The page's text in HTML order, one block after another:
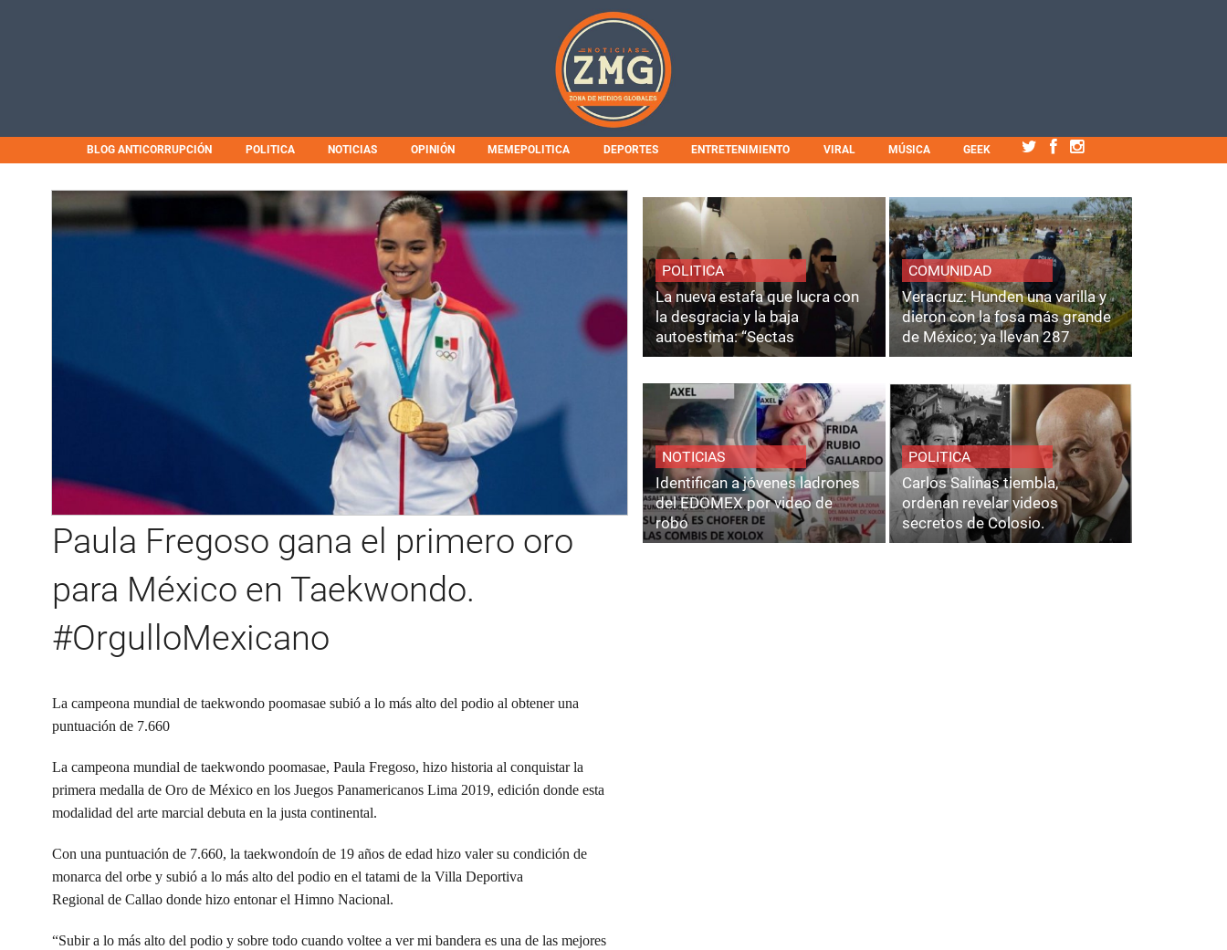
BLOG ANTICORRUPCIÓN POLITICA NOTICIAS OPINIÓN MEMEPOLITICA DEPORTES ENTRETENIMIENTO VIRAL MÚSICA GEEK
Paula Fregoso gana el primero oro
para México en Taekwondo.
#OrgulloMexicano
La campeona mundial de taekwondo poomasae subió a lo más alto del podio al obtener una
puntuación de 7.660
La campeona mundial de taekwondo poomasae,Paula Fregoso, hizo historia al conquistar la
primera medalla de Oro deMéxicoen losJuegos Panamericanos Lima 2019, edición donde esta
modalidad del arte marcial debuta en la justa continental.
Con una puntuación de 7.660, la taekwondoín de 19 años de edadhizo valer su condición de
monarca del orbe y subió a lo más alto del podio en el tatami de laVilla Deportiva
RegionaldeCallaodonde hizo entonar elHimno Nacional.
“Subir a lo más alto del podio y sobre todo cuando voltee a ver mi bandera es una de las mejores
POLITICA
La nueva estafa que lucra con
la desgracia y la baja
autoestima: “Sectas
Coaching”
COMUNIDAD
Veracruz: Hunden una varilla y
dieron con la fosa más grande
de México; ya llevan 287
cuerpos.
NOTICIAS
Identifican a jóvenes ladrones
del EDOMEX por video de
robo
POLITICA
Carlos Salinas tiembla,
ordenan revelar videos
secretos de Colosio.